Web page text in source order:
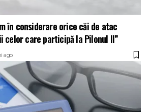
în considerare orice căi de atac
celor care participă la Pilonul II”
ago